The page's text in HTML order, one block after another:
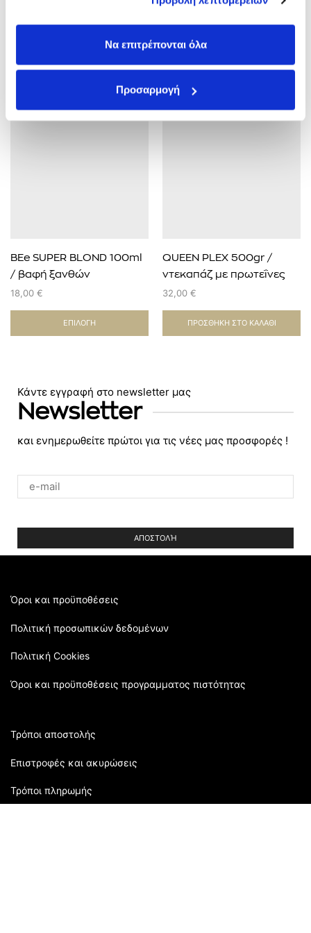
Να επιτρέπονται όλα
Προσαρμογή
BEe SUPER BLOND 100ml
/ βαφή ξανθών
αποχρώσεων
18,00 €
ΕΠΙΛΟΓΉ
QUEEN PLEX 500gr /
ντεκαπάζ με πρωτεΐνες
κασμίρ
32,00 €
ΠΡΟΣΘΉΚΗ ΣΤΟ ΚΑΛΆΘΙ
Κάντε εγγραφή στο newsletter μας
Newsletter
και ενημερωθείτε πρώτοι για τις νέες μας προσφορές !
field
Όροι και προϋποθέσεις
Πολιτική προσωπικών δεδομένων
Πολιτική Cookies
Όροι και προϋποθέσεις προγραμματος πιστότητας
Τρόποι αποστολής
Επιστροφές και ακυρώσεις
Τρόποι πληρωμής